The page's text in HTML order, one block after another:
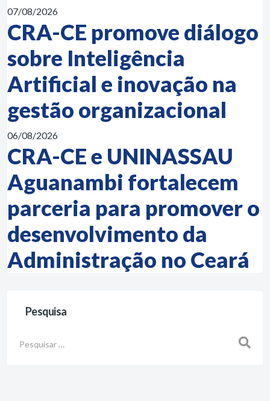
07/08/2026
CRA-CE promove diálogo
sobre Inteligência
Artificial e inovação na
gestão organizacional
06/08/2026
CRA-CE e UNINASSAU
Aguanambi fortalecem
parceria para promover o
desenvolvimento da
Administração no Ceará
Pesquisa